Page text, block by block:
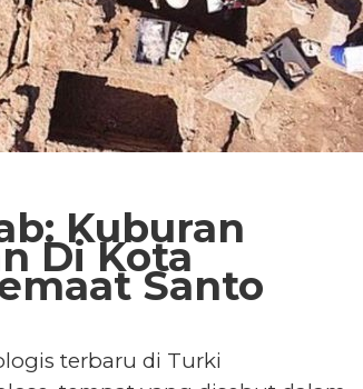
Kuburan
Di Kota
Santo
terbaru di Turki